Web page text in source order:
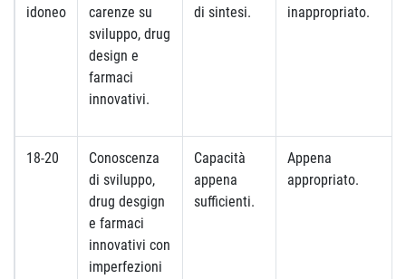
idoneo
carenze su
sviluppo, drug
design e
farmaci
innovativi.
di sintesi.
inappropriato.
18-20
Conoscenza
di sviluppo,
drug desgign
e farmaci
innovativi con
imperfezioni
Capacità
appena
sufficienti.
Appena
appropriato.